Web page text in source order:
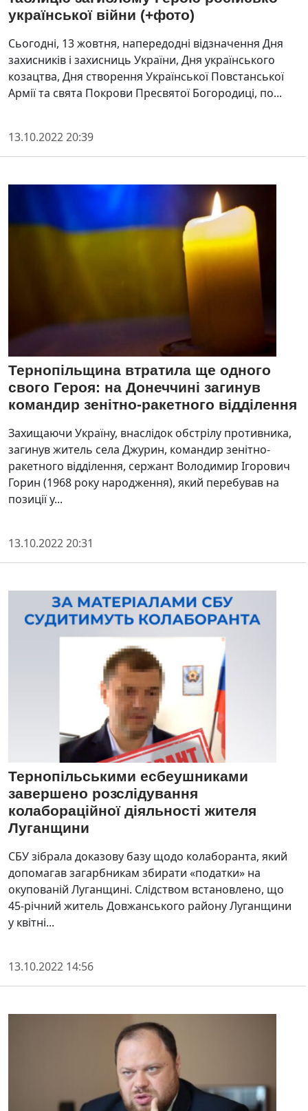
української війни (+фото)
Сьогодні, 13 жовтня, напередодні відзначення Дня
захисників і захисниць України, Дня українського
козацтва, Дня створення Української Повстанської
Армії та свята Покрови Пресвятої Богородиці, по...
13.10.2022 20:39
Тернопільщина втратила ще одного
свого Героя: на Донеччині загинув
командир зенітно-ракетного відділення
Захищаючи Україну, внаслідок обстрілу противника,
загинув житель села Джурин, командир зенітно-
ракетного відділення, сержант Володимир Ігорович
Горин (1968 року народження), який перебував на
позиції у...
13.10.2022 20:31
Тернопільськими есбеушниками
завершено розслідування
колабораційної діяльності жителя
Луганщини
СБУ зібрала доказову базу щодо колаборанта, який
допомагав загарбникам збирати «податки» на
окупованій Луганщині. Слідством встановлено, що
45-річний житель Довжанського району Луганщини
у квітні...
13.10.2022 14:56